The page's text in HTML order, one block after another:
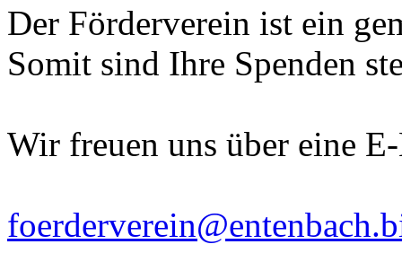
Der Förderverein ist ein
Somit sind Ihre Spenden
Wir freuen uns über eine